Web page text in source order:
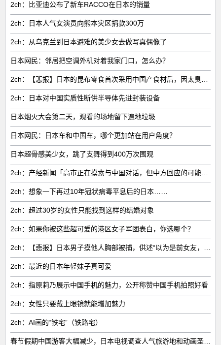
2ch：比亚迪公布了新车RACCO在日本的销量
2ch：日本人气女演员向熊本灾区捐款300万
2ch：从乌克兰到日本避难的美少女去做写真偶像了
日本网民：邻居把空调外机对着我家门口，怎么办？
2ch：日本对中国实质性断供半导体先进封装设备
日本烟火大会第二天，观看的场地留下遍地垃圾
日本网民：日本车和中国车，哪个更加站在用户角度？
日本超骨感美少女，跳了支舞得到400万次围观
2ch：想象一下再过10年冠状病毒平息后的日本……
2ch：超过30岁的女性只能找到这样的结婚对象
2ch：如果你被这些超可爱的港区女子军团表白，你选哪个？
2ch：最近的日本年轻妹子真可爱
2ch：指原莉乃展示中国手机的魅力，公开称赞中国手机拍照好看
2ch：女性只要戴上眼镜就能增加魅力
2ch：AI画的“铁宅”（铁路宅）